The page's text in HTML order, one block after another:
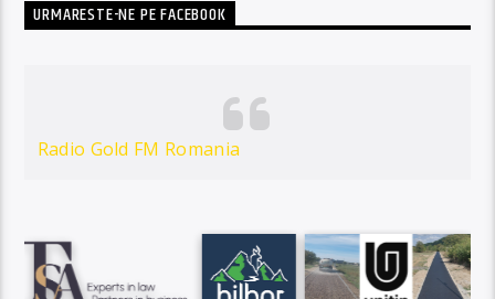
URMARESTE-NE PE FACEBOOK
Radio Gold FM Romania